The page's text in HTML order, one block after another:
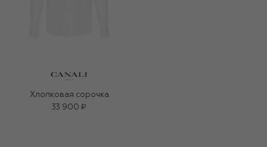
Хлопковая сорочка
33 900 ₽